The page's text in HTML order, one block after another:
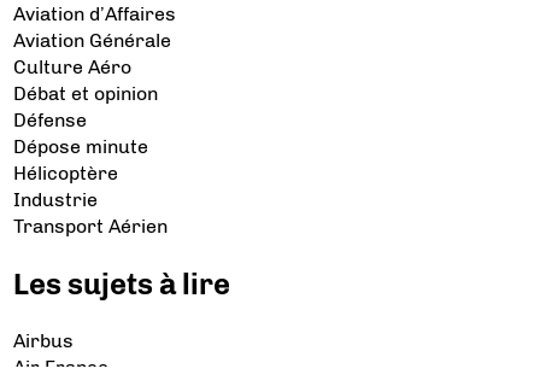
Aviation d’Affaires
Aviation Générale
Culture Aéro
Débat et opinion
Défense
Dépose minute
Hélicoptère
Industrie
Transport Aérien
Les sujets à lire
Airbus
Air France